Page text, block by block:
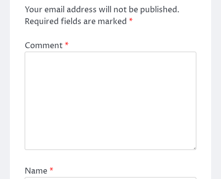
Your email address will not be published.
Required fields are marked *
Comment*
Name*